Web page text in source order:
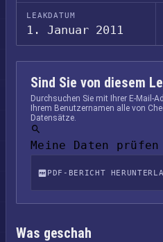
LEAKDATUM
1. Januar 2011
Sind Sie von diesem
Durchsuchen Sie mit Ihrer E-Mail-
Ihrem Benutzernamen alle von
Datensätze.
Meine Daten prüfen
PDF-BERICHT
Was geschah